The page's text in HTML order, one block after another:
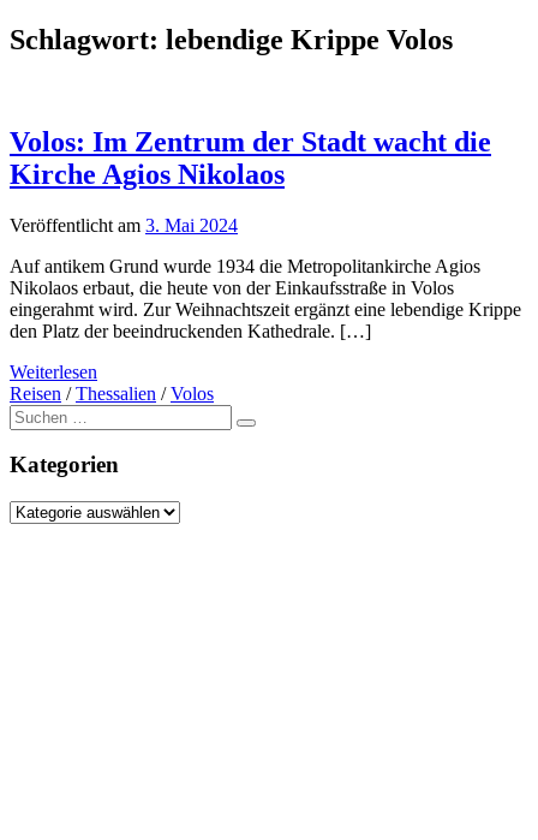
Schlagwort: lebendige Krippe Volos
Volos: Im Zentrum der Stadt wacht die
Kirche Agios Nikolaos
Veröffentlicht am 3. Mai 2024
Auf antikem Grund wurde 1934 die Metropolitankirche Agios
Nikolaos erbaut, die heute von der Einkaufsstraße in Volos
eingerahmt wird. Zur Weihnachtszeit ergänzt eine lebendige Krippe
den Platz der beeindruckenden Kathedrale. […]
Weiterlesen
Reisen /Thessalien /Volos
Suche
nach:
Kategorien
Kategorien